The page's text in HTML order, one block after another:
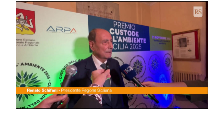
Schifani
“La
Sicilia
cresce
salvaguardia
il
patrimonio
ambientale”